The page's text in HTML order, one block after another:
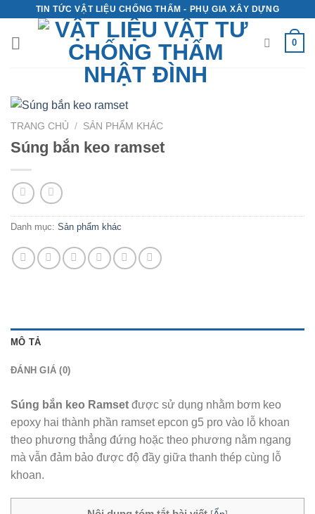
TIN TỨC VẬT LIỆU CHỐNG THẤM - PHỤ GIA XÂY DỰNG
0
TRANG CHỦ / SẢN PHẨM KHÁC
Súng bắn keo ramset
Danh mục: Sản phẩm khác
MÔ TẢ
ĐÁNH GIÁ (0)
Súng bắn keo Ramset được sử dụng nhằm bơm keo
epoxy hai thành phần ramset epcon g5 pro vào lỗ khoan
theo phương thẳng đứng hoặc theo phương nằm ngang
mà vẫn đảm bảo được độ đầy giữa thanh thép cùng lỗ
khoan.